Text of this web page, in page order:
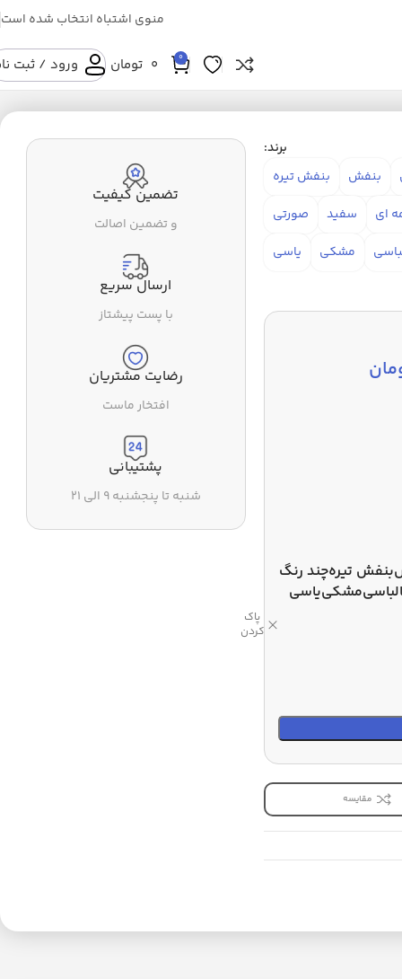
منوی اشتباه انتخاب شده است
0
0 تومان ورود / ثبت
برند:
بنفش
بنفش تیره
ای سفید
صورتی
مشکی یاسی
بنفش تیرهچند رنگ
مشکییاسی
پاک
کردن
مقایسه
تضمین کیفیت
و تضمین اصالت
ارسال سریع
با پست پیشتاز
رضایت مشتریان
افتخار ماست
پشتیبانی
شنبه تا پنجشنبه ۹ الی ۲۱